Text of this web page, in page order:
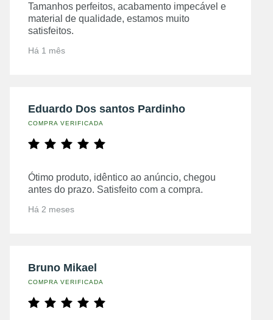
Tamanhos perfeitos, acabamento impecável e
material de qualidade, estamos muito
satisfeitos.
Há 1 mês
Eduardo Dos santos Pardinho
COMPRA VERIFICADA
Ótimo produto, idêntico ao anúncio, chegou
antes do prazo. Satisfeito com a compra.
Há 2 meses
Bruno Mikael
COMPRA VERIFICADA